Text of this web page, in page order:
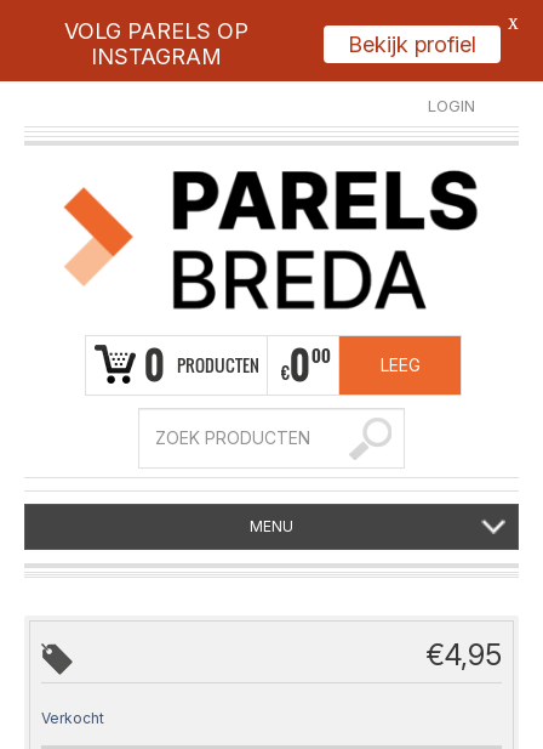
LOGIN
REGISTREER
0 PRODUCTEN €000 LEEG
MENU
€4,95
Verkocht
VOLG PARELS OP
INSTAGRAM
Bekijk profiel
X